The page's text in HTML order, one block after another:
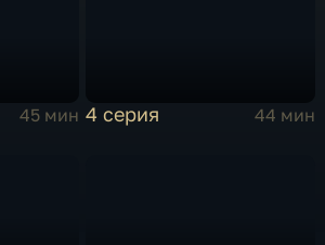
45 мин 4 серия 44 мин